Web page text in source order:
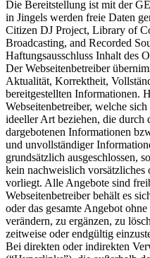
Die Bereitstellung ist mit der
in Jingels werden freie Daten
Citizen DJ Project, Library of
Broadcasting, and Recorded
Haftungsausschluss Inhalt des
Der Webseitenbetreiber
Aktualität, Korrektheit,
bereitgestellten Informationen.
Webseitenbetreiber, welche
ideeller Art beziehen, die
dargebotenen Informationen
und unvollständiger
grundsätzlich ausgeschlossen,
kein nachweislich vorsätzliches
vorliegt. Alle Angebote sind
Webseitenbetreiber behält es
oder das gesamte Angebot
verändern, zu ergänzen, zu
zeitweise oder endgültig
Bei direkten oder indirekten